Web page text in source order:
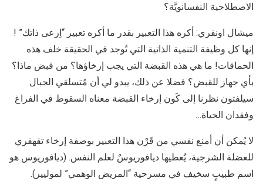
الاصطلاحية النفسانويَّة؟
ميشال اونفري: أكره هذا التعبير بقدر ما أكره تعبير “اِرعى ذاتك” !
إنها كل وظيفة التنمية الذاتية التي تُوجد في الحقيقة خلف هذه
الحماقات! ما هي هذه القبضة التي يجب إرخاؤها؟ من قبض ماذا؟
بأي جهاز للقبض؟ فضلا عن ذلك، يبدو لي أن مُتسلقي الجبال
سيلفتون نظرنا إلى كَون إرخاء القبضة معناه السقوط في الفراغ
وفقدان الحياة…
لا يُمكن أن أمنع نفسي من قَرْن هذا التعبير بوصفة إرخاء تقهقري
للعضلة الشرجية، يُعطيها ديافوريوسٌ لعلم النفس. (ديافوريوس هو
اسم طبيبٍ سخيف في مسرحية “المريض الوهمي” لموليير).